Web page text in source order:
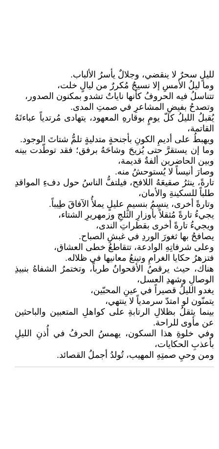
لليلٍ سحرٌ لا ينقضي، وجلالٌ يأسرُ الألباب.
وما ليلُ الأمسِ إلا نسيجٌ مُكررٌ من ليالٍ خلت،
تتناسلُ فيه الحروفُ كأنها ناياتٌ تشدو بمكنون الصدور،
وتصدحُ بفيضِ المشاعرِ في صمتِ المدى.
يُقبلُ الليلُ كلّ يومٍ بوقارهِ المعهود، يتهادى مُرتدياً عباءتَهُ
القاتمة،
ويهبطُ على أديمِ الكونِ بأجنحةٍ متدليةٍ تلمُّ شتاتَ الوجود.
وما إن يستقرَّ حتى يُزيحَ وشاحَهُ برفق؛ فقد توطّدت بينه
وبين الحاضرين ألفةٌ قديمة،
وصارَ أنيساً لا يُستوحشُ منه.
تارةً، ينثرُ صقيعَهُ اللافح، فيلتفُّ الناسُ حول دفءِ المواقدِ
طلباً للسكينةِ والأمان،
وتارةً أخرى، ينسِمُ بنسيمٍ عليلٍ يملأُ الآفاقَ طِيباً.
يجيءُ تارةً مُثقلاً بأوزارِ الثلجِ وزمهريرِ الشتاء،
ويجيءُ تارةً أخرى بقطراتِ الندى،
يصافحُ بها ثغورَ الوردِ في غبشِ الصباح.
وعلى شرفاتِهِ الوادعة، تتقاطعُ خطى العشاق،
فتزهرُ حكايا الغرامِ وتينعُ معانيها في ظلاله.
هناك، حيث يرقصُ الأقحوانُ طرباً، وتختمرُ الشفاهُ بنبيذِ
الوصالِ وشهدِ العسل،
يغدو الليلُ قصيراً في عينِ المحبّين،
يتمنّون لو امتدّ سرمدياً لا ينتهي،
بينما يثقلُ بظلالِ الرتابةِ على كواهلِ المتعبين والباحثين
عن مأوى للراحة.
وفي خلوةِ هذا السكون، يهمسُ الحرفُ في أُذنِ الليلِ
بأعذبِ الحكايات،
ومن وحيِ صمتِهِ المهيب، تُولدُ أجملُ القصائد.